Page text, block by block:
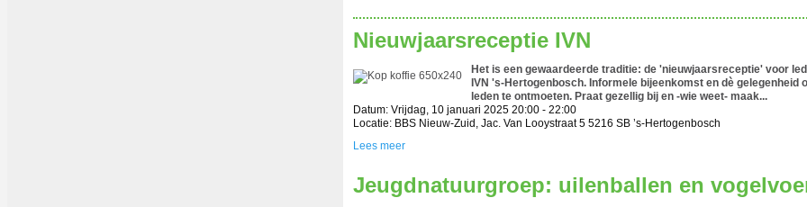
Nieuwjaarsreceptie IVN
Het is een gewaardeerde traditie: de 'nieuwjaarsreceptie' voor
IVN 's-Hertogenbosch. Informele bijeenkomst en dè gelegenheid
leden te ontmoeten. Praat gezellig bij en -wie weet- maak...
Datum: Vrijdag, 10 januari 2025 20:00 - 22:00
Locatie: BBS Nieuw-Zuid, Jac. Van Looystraat 5 5216 SB ’s-Hertogenbosch
Lees meer
Jeugdnatuurgroep: uilenballen en